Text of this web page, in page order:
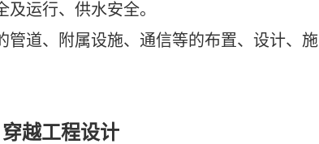
运行、供水安全。
道、附属设施、通信等的布置、设计、
穿越工程设计